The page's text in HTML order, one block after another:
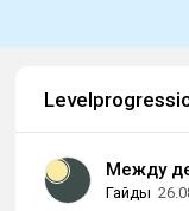
Между
Гайды